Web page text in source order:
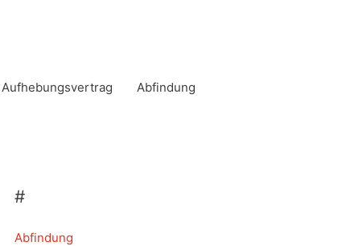
Aufhebungsvertrag Abfindung
#
Abfindung